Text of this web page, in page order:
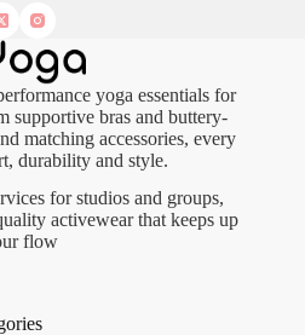
yoga essentials for
supportive bras and buttery-
matching accessories, every
durability and style.
for studios and groups,
activewear that keeps up
flow